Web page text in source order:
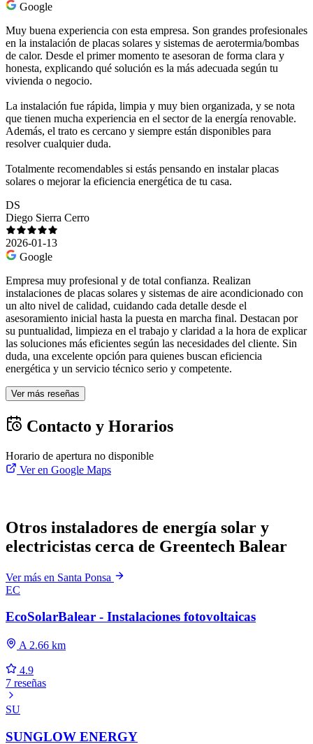
Google
Muy buena experiencia con esta empresa. Son grandes profesionales
en la instalación de placas solares y sistemas de aerotermia/bombas
de calor. Desde el primer momento te asesoran de forma clara y
honesta, explicando qué solución es la más adecuada según tu
vivienda o negocio.
La instalación fue rápida, limpia y muy bien organizada, y se nota
que tienen mucha experiencia en el sector de la energía renovable.
Además, el trato es cercano y siempre están disponibles para
resolver cualquier duda.
Totalmente recomendables si estás pensando en instalar placas
solares o mejorar la eficiencia energética de tu casa.
DS
Diego Sierra Cerro
2026-01-13
Google
Empresa muy profesional y de total confianza. Realizan
instalaciones de placas solares y sistemas de aire acondicionado con
un alto nivel de calidad, cuidando cada detalle desde el
asesoramiento inicial hasta la puesta en marcha final. Destacan por
su puntualidad, limpieza en el trabajo y claridad a la hora de explicar
las soluciones más eficientes según las necesidades del cliente. Sin
duda, una excelente opción para quienes buscan eficiencia
energética y un servicio técnico serio y competente.
Ver más reseñas
Contacto y Horarios
Horario de apertura no disponible
Ver en Google Maps
Otros instaladores de energía solar y
electricistas cerca de Greentech Balear
Ver más en Santa Ponsa
EC
EcoSolarBalear - Instalaciones fotovoltaicas
A 2.66 km
4.9
7 reseñas
SU
SUNGLOW ENERGY